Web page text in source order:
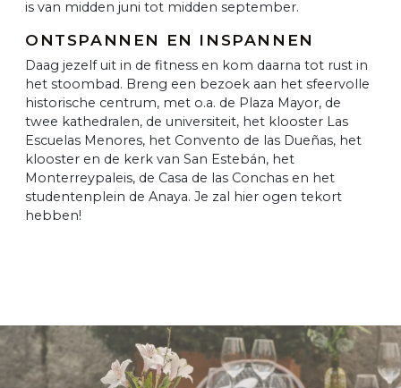
is van midden juni tot midden september.
ONTSPANNEN EN INSPANNEN
Daag jezelf uit in de fitness en kom daarna tot rust in
het stoombad. Breng een bezoek aan het sfeervolle
historische centrum, met o.a. de Plaza Mayor, de
twee kathedralen, de universiteit, het klooster Las
Escuelas Menores, het Convento de las Dueñas, het
klooster en de kerk van San Estebán, het
Monterreypaleis, de Casa de las Conchas en het
studentenplein de Anaya. Je zal hier ogen tekort
hebben!